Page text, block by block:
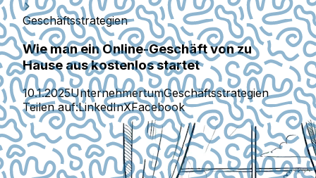
Geschäftsstrategien
Wie man ein Online-Geschäft von zu
Hause aus kostenlos startet
10.1.2025UnternehmertumGeschäftsstrategien
Teilen auf:LinkedInXFacebook